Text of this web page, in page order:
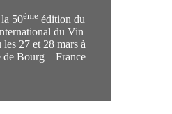
50èmeédition du
du Vin
27 et 28 mars à
Bourg – France